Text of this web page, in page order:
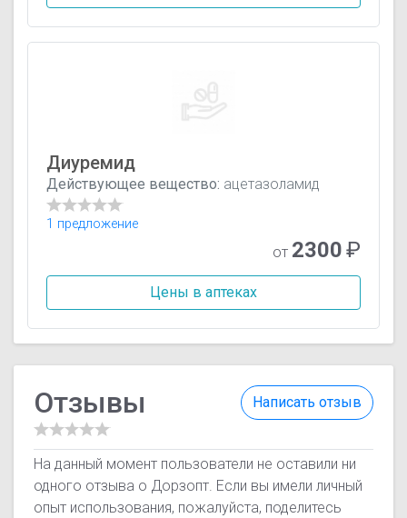
Диуремид
Действующее вещество: ацетазоламид
1 предложение
от 2300₽
Цены в аптеках
Написать отзыв
Отзывы
На данный момент пользователи не оставили ни
одного отзыва о Дорзопт. Если вы имели личный
опыт использования, пожалуйста, поделитесь